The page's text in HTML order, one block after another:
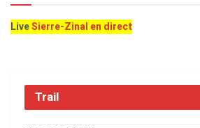
LiveSierre-Zinal en direct
Trail